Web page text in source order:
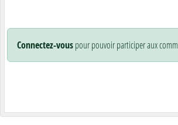
Connectez-vouspour pouvoir participer aux